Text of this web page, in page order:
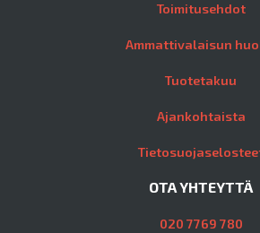
Toimitusehdot
Ammattivalaisun
Tuotetakuu
Ajankohtaista
OTA YHTEYTTÄ
020 7769 780